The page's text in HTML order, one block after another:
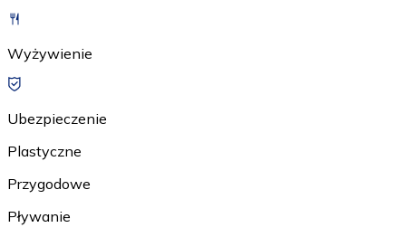
Wyżywienie
Ubezpieczenie
Plastyczne
Przygodowe
Pływanie